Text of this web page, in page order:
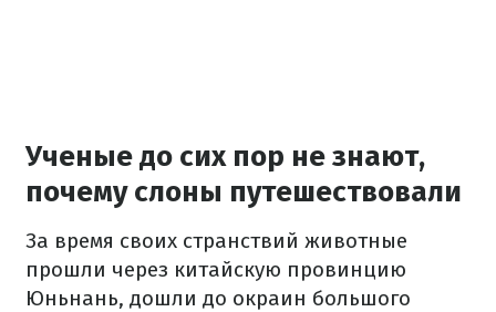
Ученые до сих пор не знают,
почему слоны путешествовали
За время своих странствий животные
прошли через китайскую провинцию
Юньнань, дошли до окраин большого